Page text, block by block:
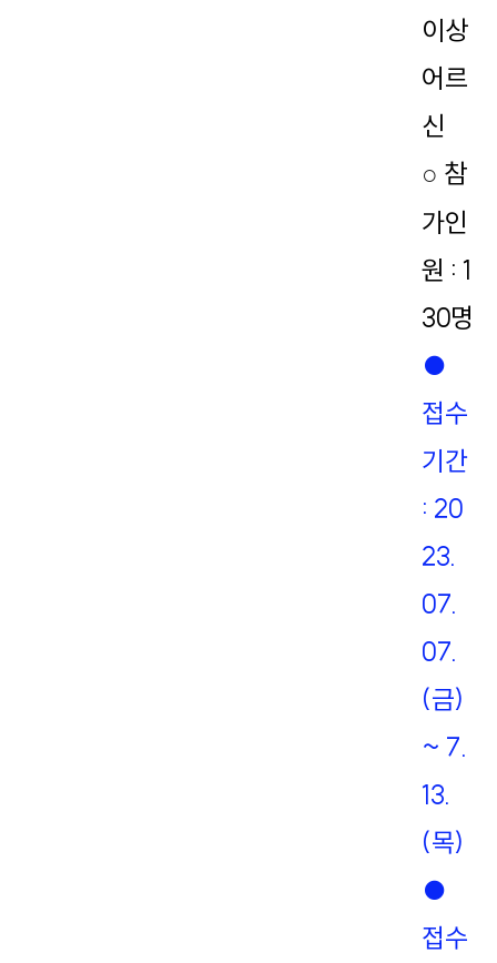
이상
어르
신
○ 참
가인
원 : 1
30명
●
접수
기간
: 20
23.
07.
07.
(금)
~ 7.
13.
(목)
●
접수